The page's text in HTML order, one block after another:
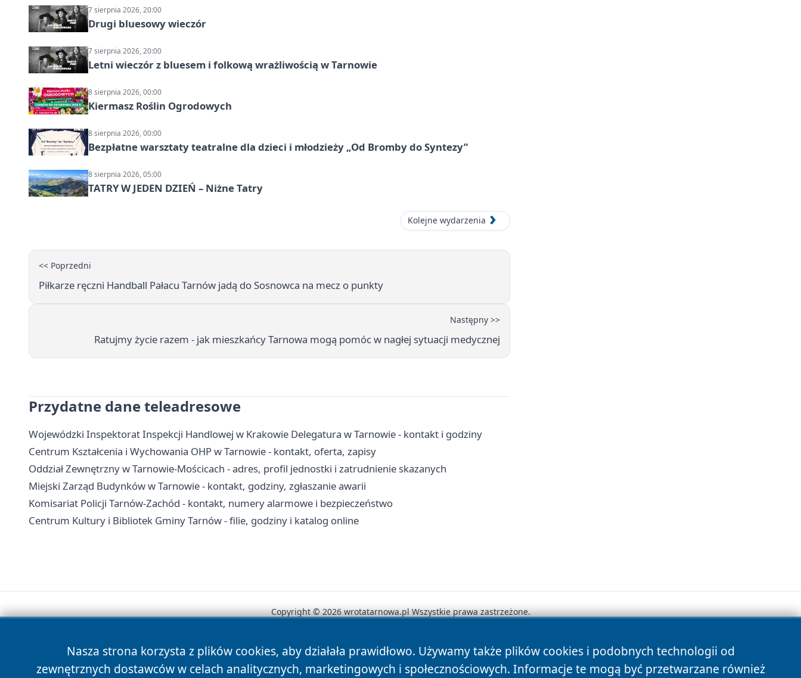
7 sierpnia 2026, 20:00
Drugi bluesowy wieczór
7 sierpnia 2026, 20:00
Letni wieczór z bluesem i folkową wrażliwością w Tarnowie
8 sierpnia 2026, 00:00
Kiermasz Roślin Ogrodowych
8 sierpnia 2026, 00:00
Bezpłatne warsztaty teatralne dla dzieci i młodzieży „Od Bromby do Syntezy”
8 sierpnia 2026, 05:00
TATRY W JEDEN DZIEŃ – Niżne Tatry
Kolejne wydarzenia
<< Poprzedni
Piłkarze ręczni Handball Pałacu Tarnów jadą do Sosnowca na mecz o punkty
Następny >>
Ratujmy życie razem - jak mieszkańcy Tarnowa mogą pomóc w nagłej sytuacji medycznej
Przydatne dane teleadresowe
Wojewódzki Inspektorat Inspekcji Handlowej w Krakowie Delegatura w Tarnowie - kontakt i godziny
Centrum Kształcenia i Wychowania OHP w Tarnowie - kontakt, oferta, zapisy
Oddział Zewnętrzny w Tarnowie-Mościcach - adres, profil jednostki i zatrudnienie skazanych
Miejski Zarząd Budynków w Tarnowie - kontakt, godziny, zgłaszanie awarii
Komisariat Policji Tarnów-Zachód - kontakt, numery alarmowe i bezpieczeństwo
Centrum Kultury i Bibliotek Gminy Tarnów - filie, godziny i katalog online
Nasza strona korzysta z plików cookies, aby działała prawidłowo. Używamy także plików cookies i podobnych technologii od
zewnętrznych dostawców w celach analitycznych, marketingowych i społecznościowych. Informacje te mogą być przetwarzane również
Copyright © 2026 wrotatarnowa.pl Wszystkie prawa zastrzeżone.
News Autorzy Polityka Prywatności Polityka Cookies